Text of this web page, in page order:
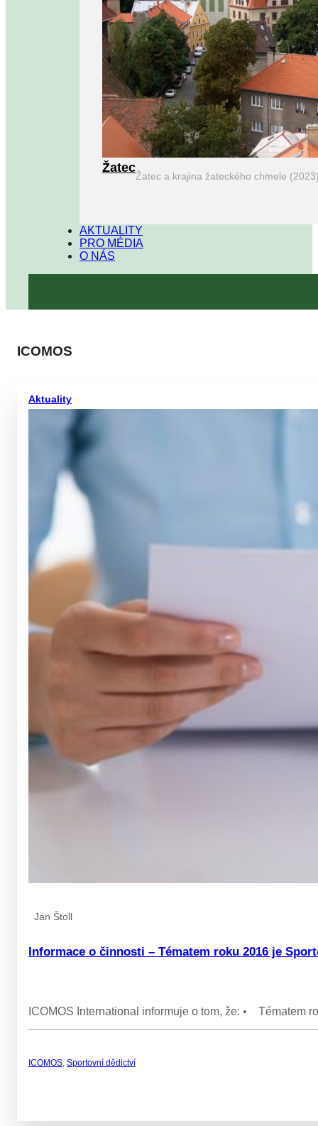
Žatec
Žatec a krajina žateckého chmele
AKTUALITY
PRO MÉDIA
O NÁS
ICOMOS
Aktuality
Jan Štoll
Informace o činnosti – Tématem roku 2016 je
ICOMOS International informuje o tom, že: • Tématem
ICOMOS, Sportovní dědictví